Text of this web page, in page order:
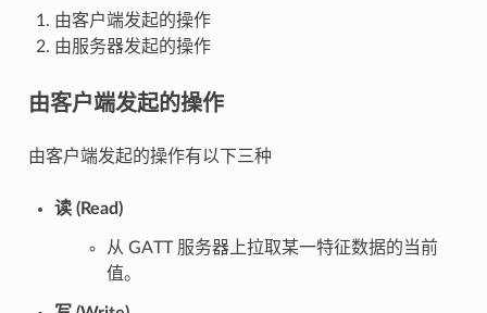
由客户端发起的操作
由服务器发起的操作
由客户端发起的操作
由客户端发起的操作有以下三种
读 (Read)
从 GATT 服务器上拉取某一特征数据的当前
值。